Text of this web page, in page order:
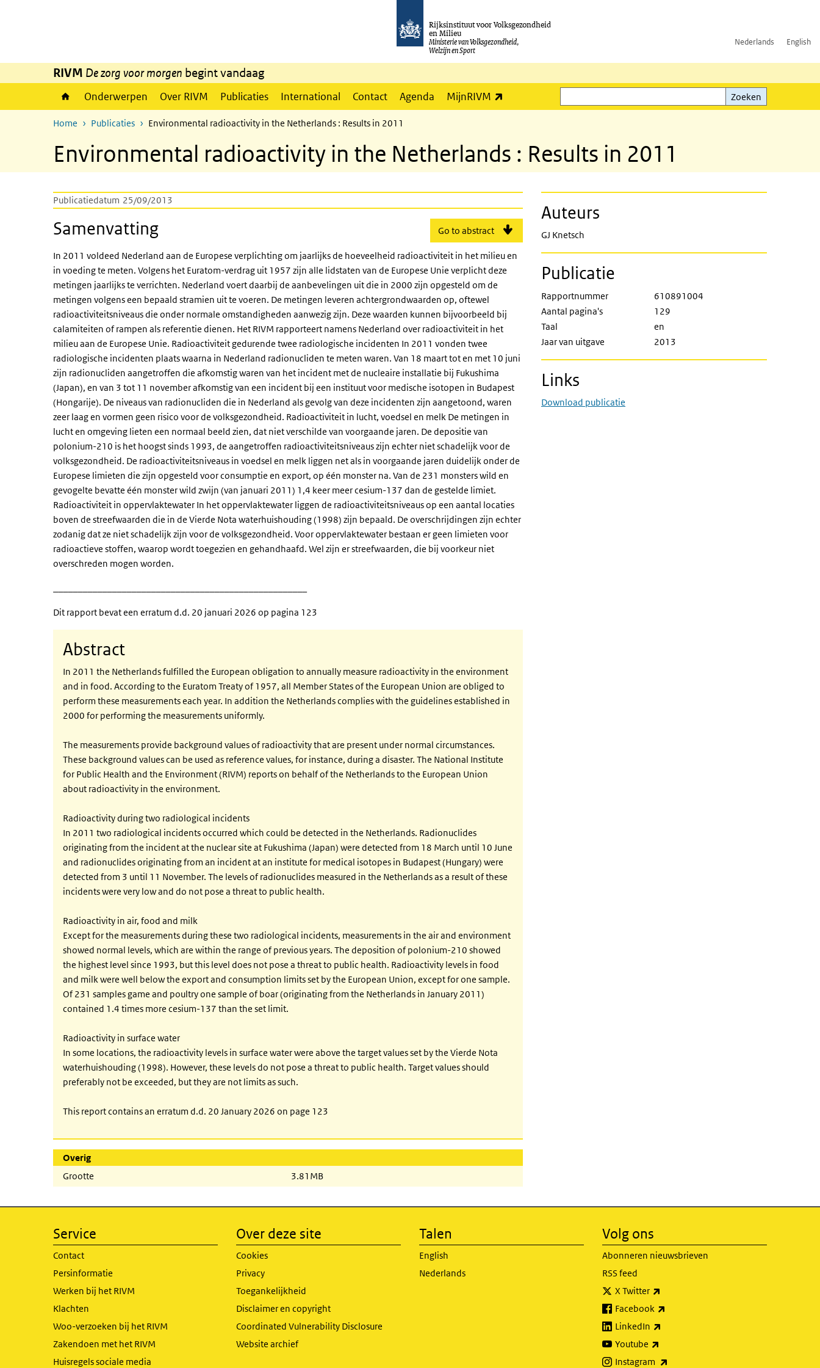
Rijksinstituut voor Volksgezondheid
en Milieu
Ministerie van Volksgezondheid,
Welzijn en Sport
Nederlands English
RIVM De zorg voor morgen begint vandaag
Onderwerpen Over RIVM Publicaties International Contact Agenda MijnRIVM
Zoeken
Zoeken
Home Publicaties Environmental radioactivity in the Netherlands : Results in 2011
Environmental radioactivity in the Netherlands : Results in 2011
Publicatiedatum 25/09/2013
Go to abstract
Samenvatting
In 2011 voldeed Nederland aan de Europese verplichting om jaarlijks de hoeveelheid radioactiviteit in het milieu en
in voeding te meten. Volgens het Euratom-verdrag uit 1957 zijn alle lidstaten van de Europese Unie verplicht deze
metingen jaarlijks te verrichten. Nederland voert daarbij de aanbevelingen uit die in 2000 zijn opgesteld om de
metingen volgens een bepaald stramien uit te voeren. De metingen leveren achtergrondwaarden op, oftewel
radioactiviteitsniveaus die onder normale omstandigheden aanwezig zijn. Deze waarden kunnen bijvoorbeeld bij
calamiteiten of rampen als referentie dienen. Het RIVM rapporteert namens Nederland over radioactiviteit in het
milieu aan de Europese Unie. Radioactiviteit gedurende twee radiologische incidenten In 2011 vonden twee
radiologische incidenten plaats waarna in Nederland radionucliden te meten waren. Van 18 maart tot en met 10 juni
zijn radionucliden aangetroffen die afkomstig waren van het incident met de nucleaire installatie bij Fukushima
(Japan), en van 3 tot 11 november afkomstig van een incident bij een instituut voor medische isotopen in Budapest
(Hongarije). De niveaus van radionucliden die in Nederland als gevolg van deze incidenten zijn aangetoond, waren
zeer laag en vormen geen risico voor de volksgezondheid. Radioactiviteit in lucht, voedsel en melk De metingen in
lucht en omgeving lieten een normaal beeld zien, dat niet verschilde van voorgaande jaren. De depositie van
polonium-210 is het hoogst sinds 1993, de aangetroffen radioactiviteitsniveaus zijn echter niet schadelijk voor de
volksgezondheid. De radioactiviteitsniveaus in voedsel en melk liggen net als in voorgaande jaren duidelijk onder de
Europese limieten die zijn opgesteld voor consumptie en export, op één monster na. Van de 231 monsters wild en
gevogelte bevatte één monster wild zwijn (van januari 2011) 1,4 keer meer cesium-137 dan de gestelde limiet.
Radioactiviteit in oppervlaktewater In het oppervlaktewater liggen de radioactiviteitsniveaus op een aantal locaties
boven de streefwaarden die in de Vierde Nota waterhuishouding (1998) zijn bepaald. De overschrijdingen zijn echter
zodanig dat ze niet schadelijk zijn voor de volksgezondheid. Voor oppervlaktewater bestaan er geen limieten voor
radioactieve stoffen, waarop wordt toegezien en gehandhaafd. Wel zijn er streefwaarden, die bij voorkeur niet
overschreden mogen worden.
Dit rapport bevat een erratum d.d. 20 januari 2026 op pagina 123
Abstract
In 2011 the Netherlands fulfilled the European obligation to annually measure radioactivity in the environment
and in food. According to the Euratom Treaty of 1957, all Member States of the European Union are obliged to
perform these measurements each year. In addition the Netherlands complies with the guidelines established in
2000 for performing the measurements uniformly.
The measurements provide background values of radioactivity that are present under normal circumstances.
These background values can be used as reference values, for instance, during a disaster. The National Institute
for Public Health and the Environment (RIVM) reports on behalf of the Netherlands to the European Union
about radioactivity in the environment.
Radioactivity during two radiological incidents
In 2011 two radiological incidents occurred which could be detected in the Netherlands. Radionuclides
originating from the incident at the nuclear site at Fukushima (Japan) were detected from 18 March until 10 June
and radionuclides originating from an incident at an institute for medical isotopes in Budapest (Hungary) were
detected from 3 until 11 November. The levels of radionuclides measured in the Netherlands as a result of these
incidents were very low and do not pose a threat to public health.
Radioactivity in air, food and milk
Except for the measurements during these two radiological incidents, measurements in the air and environment
showed normal levels, which are within the range of previous years. The deposition of polonium-210 showed
the highest level since 1993, but this level does not pose a threat to public health. Radioactivity levels in food
and milk were well below the export and consumption limits set by the European Union, except for one sample.
Of 231 samples game and poultry one sample of boar (originating from the Netherlands in January 2011)
contained 1.4 times more cesium-137 than the set limit.
Radioactivity in surface water
In some locations, the radioactivity levels in surface water were above the target values set by the Vierde Nota
waterhuishouding (1998). However, these levels do not pose a threat to public health. Target values should
preferably not be exceeded, but they are not limits as such.
This report contains an erratum d.d. 20 January 2026 on page 123
Overig
Grootte
3.81MB
Auteurs
GJ Knetsch
Publicatie
Rapportnummer
610891004
Aantal pagina's
129
Taal
en
Jaar van uitgave
2013
Links
Download publicatie
Service
Contact
Persinformatie
Werken bij het RIVM
Klachten
Woo-verzoeken bij het RIVM
Zakendoen met het RIVM
Huisregels sociale media
Over deze site
Cookies
Privacy
Toegankelijkheid
Disclaimer en copyright
Coordinated Vulnerability Disclosure
Website archief
Talen
English
Nederlands
Volg ons
Abonneren nieuwsbrieven
RSS feed
X Twitter
Facebook
LinkedIn
Youtube
Instagram